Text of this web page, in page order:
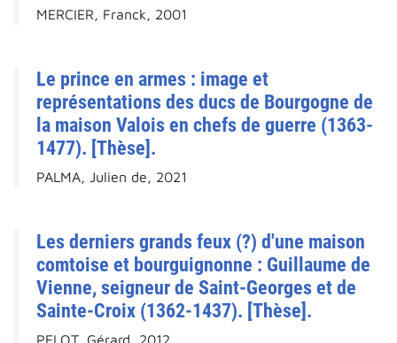
MERCIER, Franck, 2001
Le prince en armes : image et
représentations des ducs de Bourgogne de
la maison Valois en chefs de guerre (1363-
1477). [Thèse].
PALMA, Julien de, 2021
Les derniers grands feux (?) d'une maison
comtoise et bourguignonne : Guillaume de
Vienne, seigneur de Saint-Georges et de
Sainte-Croix (1362-1437). [Thèse].
PELOT, Gérard, 2012